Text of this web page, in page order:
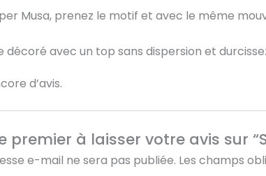
Musa️, prenez le motif et avec le même
décoré avec un top sans dispersion et
d’avis.
premier à laisser votre avis sur
e-mail ne sera pas publiée. Les champs